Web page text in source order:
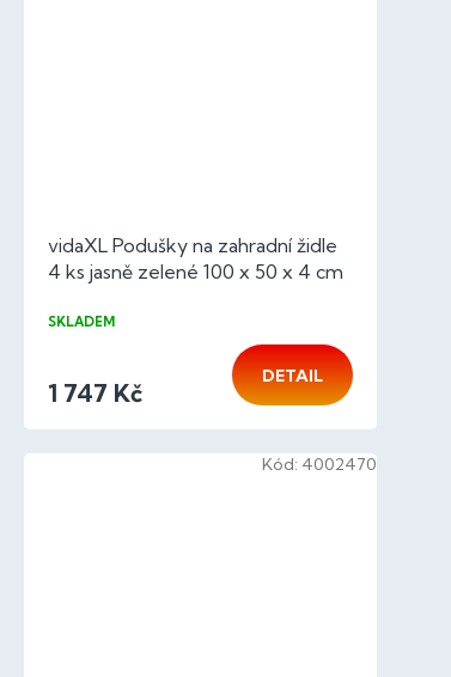
vidaXL Podušky na zahradní židle
4 ks jasně zelené 100 x 50 x 4 cm
SKLADEM
1 747 Kč
DETAIL
Kód: 4002470